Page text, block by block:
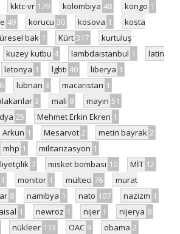
kktc-vr 179 kolombiya 48 kongo 1
49 korucu 30 kosova 1
kosta
bak 1 Kürt 317
kurtuluş
kuzey kutbu 4 lambdaistanbul 1
latin
letonya 1 lgbti 40 liberya 1
6 lübnan 3 macaristan 1
3 mali 8 mayın 51
25 Mehmet Erkin Ekren 1
Arkun 1 Mesarvot 2 metin bayrak 2
mhp 1 militarizasyon 1
7 misket bombası 10 MİT 12
1 monitor 1 mülteci 76
murat
8 namibya 1 nato 107 nazizm 1
1 newroz 1 nijer 1 nijerya 8
nükleer 113 OAC 9 obama 2